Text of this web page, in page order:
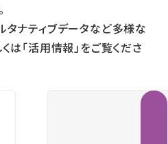
タナティブデータなど多様な
は「活用情報」をご覧くださ